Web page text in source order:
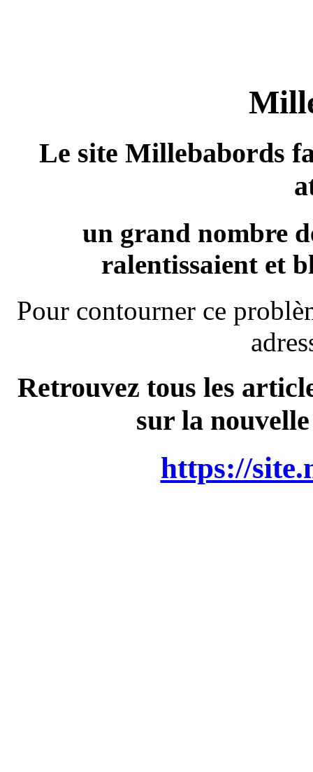
Le site Millebabords
un grand nombre
ralentissaient et
Pour contourner ce
Retrouvez tous les
sur la
https://